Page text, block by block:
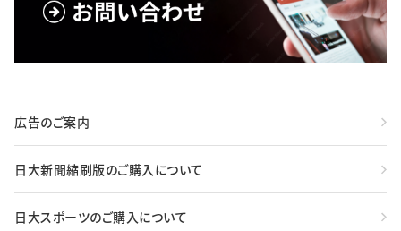
広告のご案内
日大新聞縮刷版のご購入について
日大スポーツのご購入について